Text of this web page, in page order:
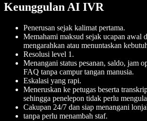
Keunggulan AI IVR
Penerusan sejak kalimat pertama.
Memahami maksud sejak ucapan awal
mengarahkan atau menuntaskan
Resolusi level 1.
Menangani status pesanan, saldo, jam
FAQ tanpa campur tangan manusia.
Eskalasi yang rapi.
Meneruskan ke petugas beserta
sehingga penelepon tidak perlu
Cakupan 24/7 dan siap menangani
tanpa perlu menambah staf.